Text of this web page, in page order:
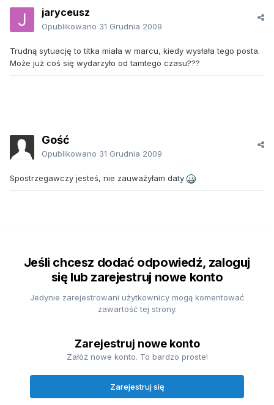
jaryceusz
Opublikowano 31 Grudnia 2009
Trudną sytuację to titka miała w marcu, kiedy wysłała tego posta.
Może już coś się wydarzyło od tamtego czasu???
Gość
Opublikowano 31 Grudnia 2009
Spostrzegawczy jesteś, nie zauważyłam daty
Jeśli chcesz dodać odpowiedź, zaloguj
się lub zarejestruj nowe konto
Jedynie zarejestrowani użytkownicy mogą komentować
zawartość tej strony.
Zarejestruj nowe konto
Załóż nowe konto. To bardzo proste!
Zarejestruj się